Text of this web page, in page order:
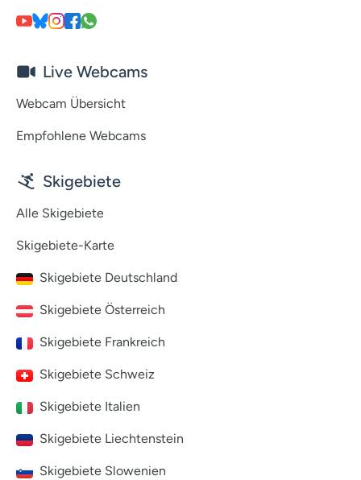
Live Webcams
Webcam Übersicht
Empfohlene Webcams
Skigebiete
Alle Skigebiete
Skigebiete-Karte
Skigebiete Deutschland
Skigebiete Österreich
Skigebiete Frankreich
Skigebiete Schweiz
Skigebiete Italien
Skigebiete Liechtenstein
Skigebiete Slowenien